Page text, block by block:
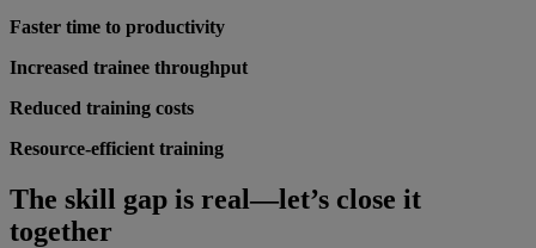
Faster time to productivity
Increased trainee throughput
Reduced training costs
Resource-efficient training
The skill gap is real—let’s close it
together